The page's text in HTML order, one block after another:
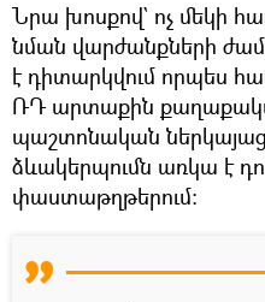
Նրա խոսքով` ոչ մեկի
նման վարժանքների
է դիտարկվում որպես
ՌԴ արտաքին
պաշտոնական
ձևակերպումն առկա է
փաստաթղթերում։